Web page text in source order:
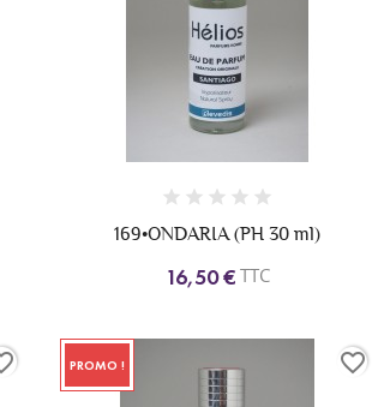
169•ONDARIA (PH 30 ml)
16,50 €TTC
PROMO ! favorite_border